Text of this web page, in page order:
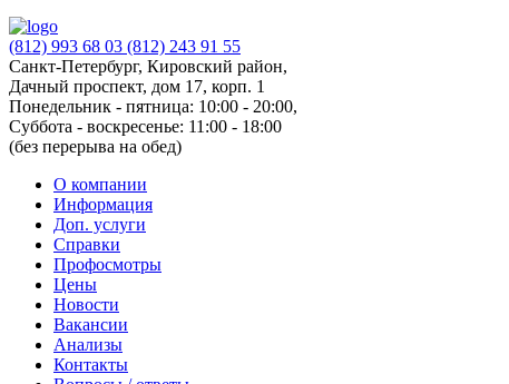
(812) 993 68 03 (812) 243 91 55
Санкт-Петербург, Кировский район,
Дачный проспект, дом 17, корп. 1
Понедельник - пятница: 10:00 - 20:00,
Суббота - воскресенье: 11:00 - 18:00
(без перерыва на обед)
О компании
Информация
Доп. услуги
Справки
Профосмотры
Цены
Новости
Вакансии
Анализы
Контакты